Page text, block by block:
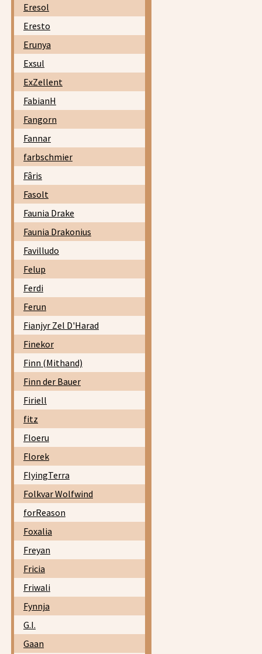
Eresol
Eresto
Erunya
Exsul
ExZellent
FabianH
Fangorn
Fannar
farbschmier
Fâris
Fasolt
Faunia Drake
Faunia Drakonius
Favilludo
Felup
Ferdi
Ferun
Fianjyr Zel D'Harad
Finekor
Finn (Mithand)
Finn der Bauer
Firiell
fitz
Floeru
Florek
FlyingTerra
Folkvar Wolfwind
forReason
Foxalia
Freyan
Fricia
Friwali
Fynnja
G.I.
Gaan